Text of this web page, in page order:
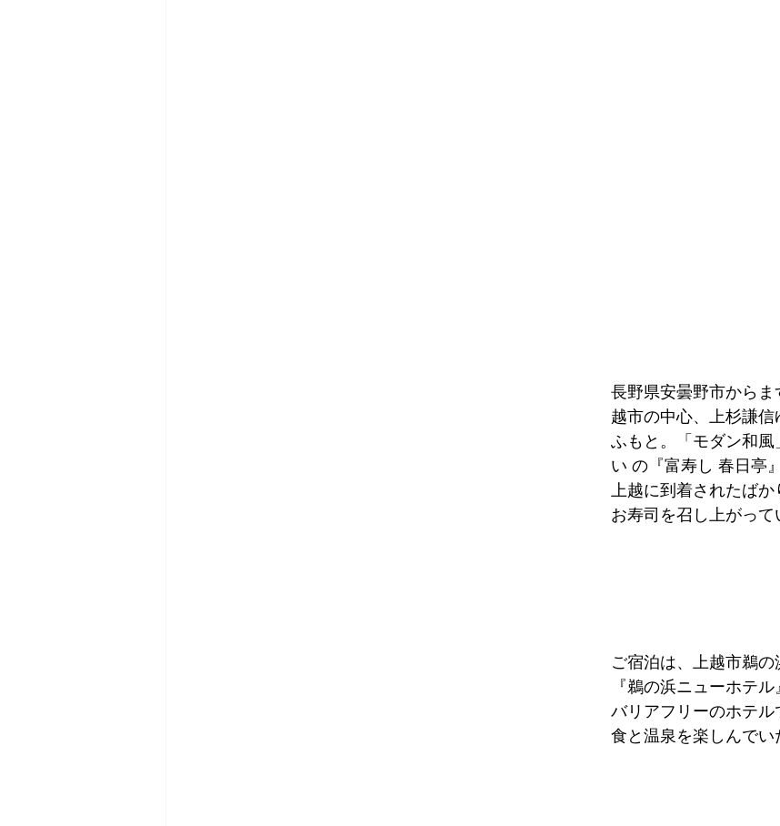
長野県安曇野市から
越市の中心、上杉謙
ふもと。「モダン和風
い の『富寿し 春日亭』
上越に到着されたば
お寿司を召し上がって
ご宿泊は、上越市鵜
『鵜の浜ニューホテル
バリアフリーのホテ
食と温泉を楽しんでい